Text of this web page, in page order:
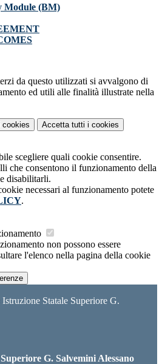
Module (BM)
da questo utilizzati si avvalgono di
ed utili alle finalità illustrate nella
cookies Accetta tutti i cookies
scegliere quali cookie consentire.
che consentono il funzionamento della
disabilitarli.
necessari al funzionamento potete
.
non possono essere
l'elenco nella pagina della cookie
Statale Superiore G.
G. Salvemini Alessano